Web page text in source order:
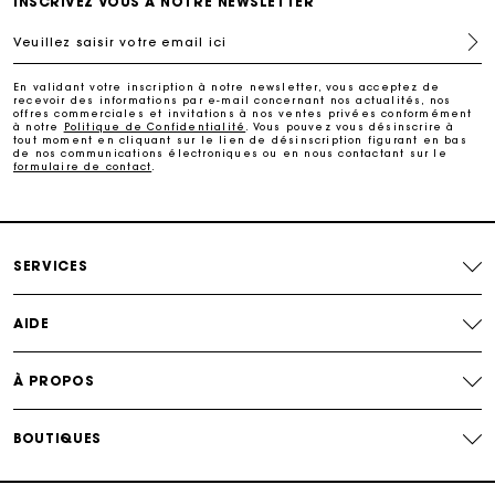
Livraison à domicile offerte sous 2 jours ouvrés
Echanges & Retours offerts
Veuillez saisir votre email ici
En validant votre inscription à notre newsletter, vous acceptez de
recevoir des informations par e-mail concernant nos actualités, nos
offres commerciales et invitations à nos ventes privées conformément
à notre
Politique de Confidentialité
. Vous pouvez vous désinscrire à
tout moment en cliquant sur le lien de désinscription figurant en bas
de nos communications électroniques ou en nous contactant sur le
formulaire de contact
SERVICES
AIDE
À PROPOS
BOUTIQUES